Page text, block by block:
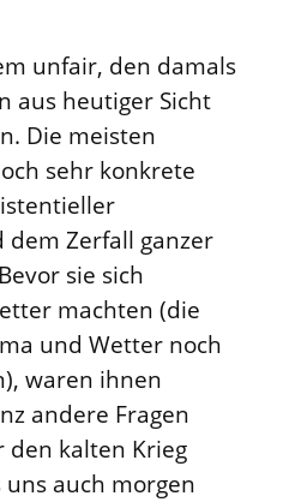
unfair, den damals
aus heutiger Sicht
Die meisten
sehr konkrete
Zerfall ganzer
sie sich
machten (die
und Wetter noch
waren ihnen
andere Fragen
den kalten Krieg
auch morgen